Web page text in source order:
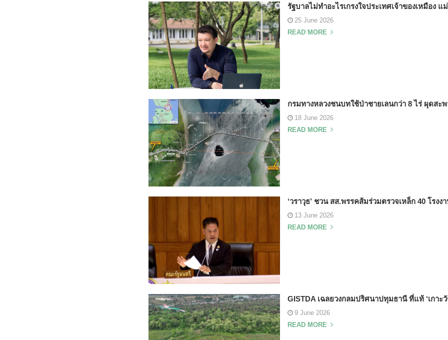
รัฐบาลไม่ทำอะไรเกรงใจประเทศเจ้าของเหมือง
25 June 2026
READ MORE
กรมทางหลวงชนบทใช้ป่าชายเลนกว่า 8 ไร่ ผุดสะ
18 June 2026
READ MORE
‘วราวุธ’ ชวน สส.พรรคส้มร่วมตรวจเหล็ก 40 โรง
13 June 2026
READ MORE
GISTDA เฉลยวงกลมปริศนาปทุมธานี ที่แท้ ‘เกา
9 June 2026
READ MORE